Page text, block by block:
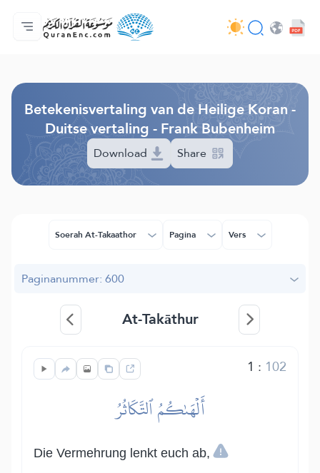
Homepagina
Inhoudsopgave van de vertalingen
Audio
Diensten voor ontwikkelaars - API
Over het project
Contacteer ons
Taal
Betekenisvertaling van de Heilige Koran -
Duitse vertaling - Frank Bubenheim
Download Share
Soerah At-Takaathor Pagina Vers
Paginanummer: 600
At-Takāthur
1 : 102
أَلۡهَىٰكُمُ ٱلتَّكَاثُرُ
Die Vermehrung lenkt euch ab,